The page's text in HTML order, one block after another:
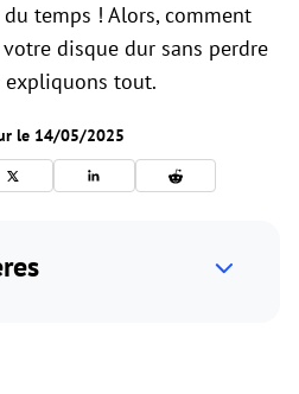
temps ! Alors, comment
disque dur sans perdre
expliquons tout.
le 14/05/2025